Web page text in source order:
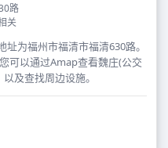
路
关
为福州市福清市福清630路。
可以通过Amap查看魏庄(公交
及查找周边设施。